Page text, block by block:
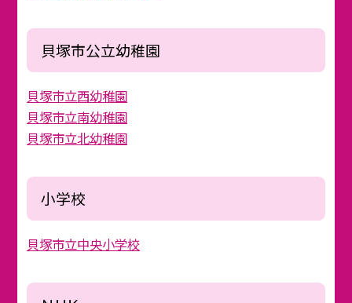
貝塚市公立幼稚園
貝塚市立西幼稚園
貝塚市立南幼稚園
貝塚市立北幼稚園
小学校
貝塚市立中央小学校